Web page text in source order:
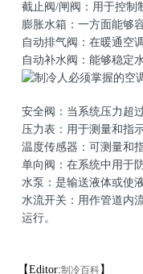
截止阀/闸阀：用于控制
膨胀水箱：一方面能够
自动排气阀：在暖通空
自动补水阀：能够稳定
安全阀：当系统压力超
压力表：用于测量和指
温度传感器：可测量和
单向阀：在系统中用于
水泵：是输送液体或使
水流开关：用作管道内
运行。
【Editor:制冷百科】